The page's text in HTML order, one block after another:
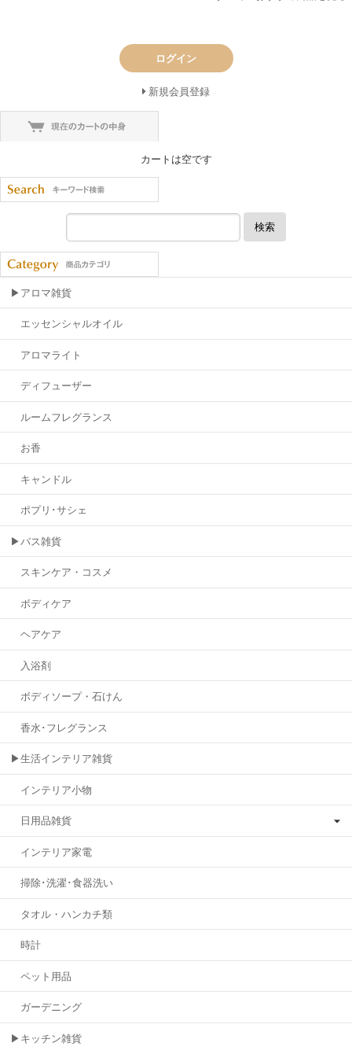
ログイン
新規会員登録
カートは空です
検索
▶アロマ雑貨
エッセンシャルオイル
アロマライト
ディフューザー
ルームフレグランス
お香
キャンドル
ポプリ･サシェ
▶バス雑貨
スキンケア・コスメ
ボディケア
ヘアケア
入浴剤
ボディソープ・石けん
香水･フレグランス
▶生活インテリア雑貨
インテリア小物
日用品雑貨
インテリア家電
掃除･洗濯･食器洗い
タオル・ハンカチ類
時計
ペット用品
ガーデニング
▶キッチン雑貨